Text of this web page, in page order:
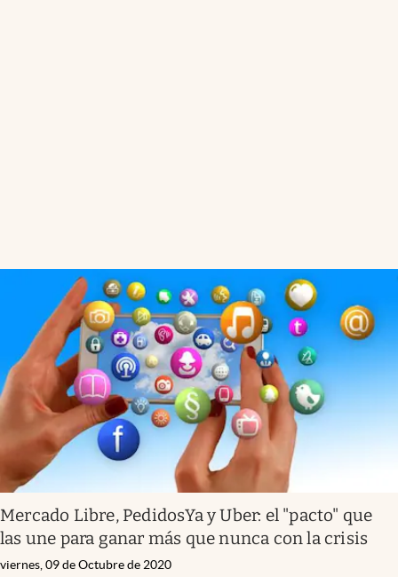
Mercado Libre, PedidosYa y Uber: el "pacto" que
las une para ganar más que nunca con la crisis
viernes, 09 de Octubre de 2020